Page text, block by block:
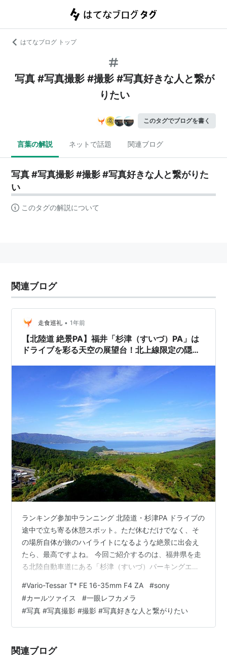
はてなブログ トップ
写真 #写真撮影 #撮影 #写真好きな人と繋が
りたい
このタグでブログを書く
言葉の解説 ネットで話題 関連ブログ
写真 #写真撮影 #撮影 #写真好きな人と繋がりた
い
このタグの解説について
関連ブログ
走食巡礼 • 1年前
【北陸道 絶景PA】福井「杉津（すいづ）PA」は
ドライブを彩る天空の展望台！北上線限定の隠れ
ランキング参加中ランニング 北陸道・杉津PA ドライブの
途中で立ち寄る休憩スポット。ただ休むだけでなく、そ
の場所自体が旅のハイライトになるような絶景に出会え
たら、最高ですよね。 今回ご紹介するのは、福井県を走
る北陸自動車道にある「杉津（すいづ）パーキングエリ
ど美しい景色が広がる、まさに「天空の展望台」なんで
す。 特に、上り線（北上線）からしか見ることのできな
い、敦賀湾と敦賀半島を一望するパノラマビューは圧巻
の一言。僕自身、娘と北陸方面へ向かうドライブでは、
記事では、僕が愛する杉津PAの隠れた魅…
#Vario-Tessar T* FE 16-35mm F4 ZA #sony
#カールツァイス #一眼レフカメラ
#写真 #写真撮影 #撮影 #写真好きな人と繋がりたい
関連ブログ